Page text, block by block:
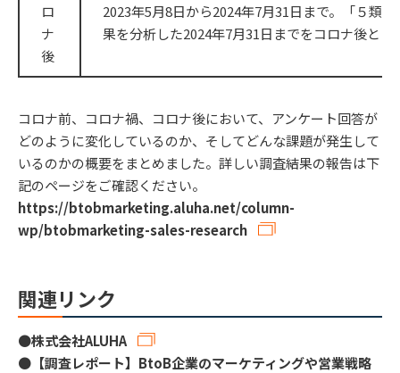
ロ
ナ
後
2023年5月8日から2024年7月31日まで。「５類
果を分析した2024年7月31日までをコロナ後とし
コロナ前、コロナ禍、コロナ後において、アンケート回答が
どのように変化しているのか、そしてどんな課題が発生して
いるのかの概要をまとめました。詳しい調査結果の報告は下
記のページをご確認ください。
https://btobmarketing.aluha.net/column-
wp/btobmarketing-sales-research
関連リンク
●株式会社ALUHA
● 【調査レポート】BtoB企業のマーケティングや営業戦略